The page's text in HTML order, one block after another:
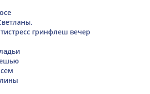
гринфлеш вечер